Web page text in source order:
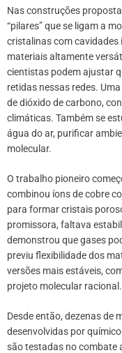
Nas construções
“pilares” que se ligam a
cristalinas com
materiais altamente
cientistas podem ajustar
retidas nessas redes.
de dióxido de carbono,
climáticas. Também se
água do ar, purificar
molecular.
O trabalho pioneiro
combinou íons de cobre
para formar cristais
promissora, faltava
demonstrou que gases
previu flexibilidade dos
versões mais estáveis,
projeto molecular racional.
Desde então, dezenas de
desenvolvidas por
são testadas no combate